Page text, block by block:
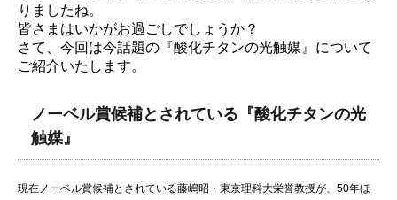
りましたね。
皆さまはいかがお過ごしでしょうか？
さて、今回は今話題の『酸化チタンの光触媒』について
ご紹介いたします。
ノーベル賞候補とされている『酸化チタンの光
触媒』
現在ノーベル賞候補とされている藤嶋昭・東京理科大栄誉教授が、50年ほ